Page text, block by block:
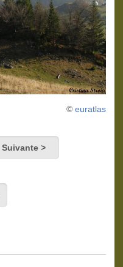
© euratlas
Suivante >